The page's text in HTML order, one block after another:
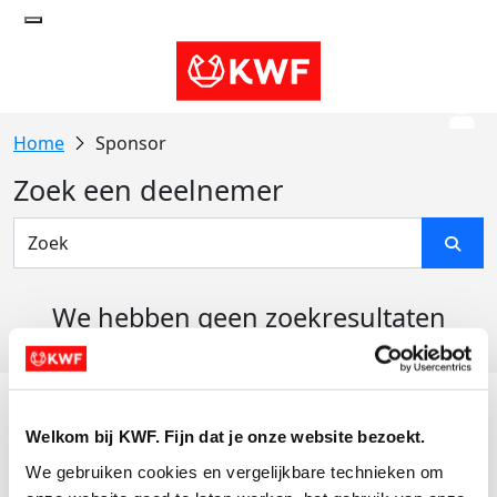
Welkom bij KWF. Fijn dat je onze website bezoekt.
We gebruiken cookies en vergelijkbare technieken om
Sponsor
Zoek een deelnemer
We hebben geen zoekresultaten
Actiematerialen
Evenementen